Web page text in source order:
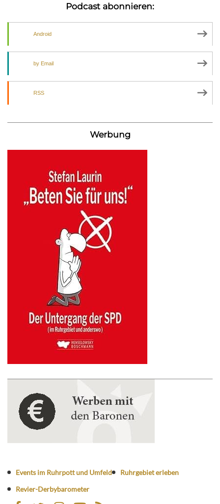
Podcast abonnieren:
Android
by Email
RSS
Werbung
Events im Ruhrpott und Umfeld
Ruhrgebiet erleben
Revier-Derbybarometer